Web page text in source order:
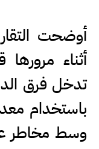
أوضحت
أثناء
تدخل فرق
باستخدام
وسط مخاطر